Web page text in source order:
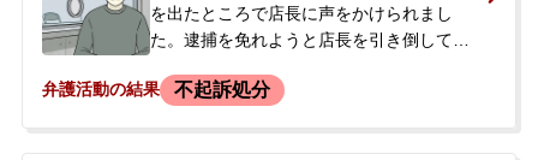
を出たところで店長に声をかけられまし
た。逮捕を免れようと店長を引き倒して馬
強盗の容疑で現行犯逮捕されました。逮捕
弁護活動の結果 不起訴処分